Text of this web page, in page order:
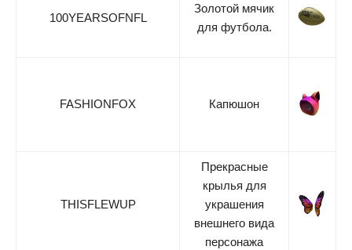
100YEARSOFNFL
Золотой мячик
для футбола.
FASHIONFOX Капюшон
THISFLEWUP
Прекрасные
крылья для
украшения
внешнего вида
персонажа